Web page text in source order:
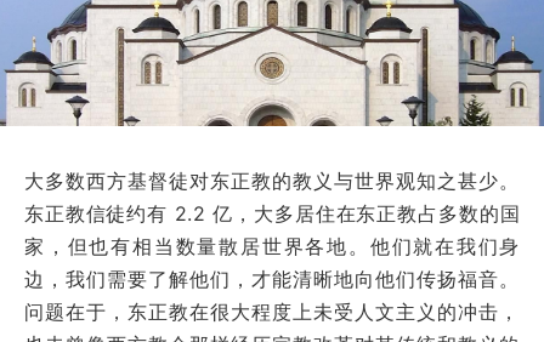
大多数西方基督徒对东正教的教义与世界观知之甚少。
东正教信徒约有 2.2 亿，大多居住在东正教占多数的国
家，但也有相当数量散居世界各地。他们就在我们身
边，我们需要了解他们，才能清晰地向他们传扬福音。
问题在于，东正教在很大程度上未受人文主义的冲击，